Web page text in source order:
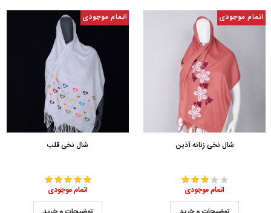
اتمام موجودی
شال نخی زنانه آذین
اتمام موجودی
اتمام موجودی
شال نخی قلب
اتمام موجودی